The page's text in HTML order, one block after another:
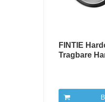
FINTIE
Tragbare